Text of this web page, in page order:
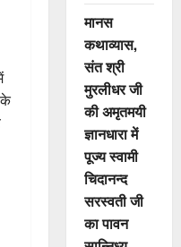
के
मानस
कथाव्यास,
संत श्री
मुरलीधर जी
की अमृतमयी
ज्ञानधारा में
पूज्य स्वामी
चिदानन्द
सरस्वती जी
का पावन